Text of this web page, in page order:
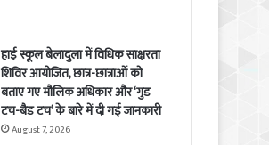
हाई स्कूल बेलादुला में विधिक साक्षरता
शिविर आयोजित, छात्र-छात्राओं को
बताए गए मौलिक अधिकार और ‘गुड
टच-बैड टच’ के बारे में दी गई जानकारी
August 7, 2026